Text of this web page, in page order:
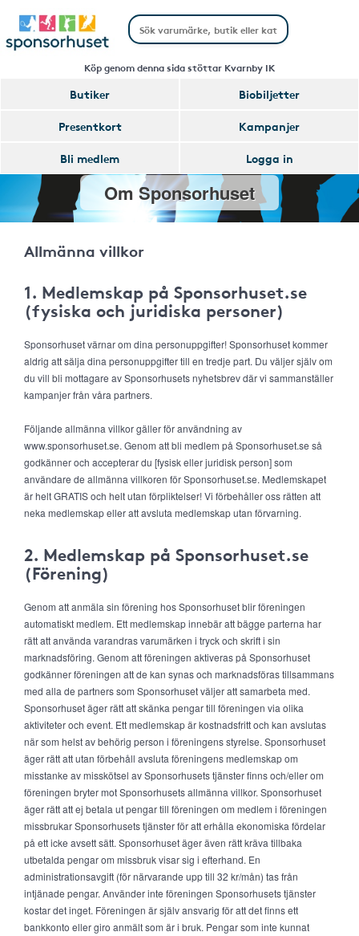
Köp genom denna sida stöttar Kvarnby IK
Butiker
Biobiljetter
Presentkort
Kampanjer
Bli medlem
Logga in
Om Sponsorhuset
Allmänna villkor
1. Medlemskap på Sponsorhuset.se
(fysiska och juridiska personer)
Sponsorhuset värnar om dina personuppgifter! Sponsorhuset kommer
aldrig att sälja dina personuppgifter till en tredje part. Du väljer själv om
du vill bli mottagare av Sponsorhusets nyhetsbrev där vi sammanställer
kampanjer från våra partners.
Följande allmänna villkor gäller för användning av
www.sponsorhuset.se. Genom att bli medlem på Sponsorhuset.se så
godkänner och accepterar du [fysisk eller juridisk person] som
användare de allmänna villkoren för Sponsorhuset.se. Medlemskapet
är helt GRATIS och helt utan förpliktelser! Vi förbehåller oss rätten att
neka medlemskap eller att avsluta medlemskap utan förvarning.
2. Medlemskap på Sponsorhuset.se
(Förening)
Genom att anmäla sin förening hos Sponsorhuset blir föreningen
automatiskt medlem. Ett medlemskap innebär att bägge parterna har
rätt att använda varandras varumärken i tryck och skrift i sin
marknadsföring. Genom att föreningen aktiveras på Sponsorhuset
godkänner föreningen att de kan synas och marknadsföras tillsammans
med alla de partners som Sponsorhuset väljer att samarbeta med.
Sponsorhuset äger rätt att skänka pengar till föreningen via olika
aktiviteter och event. Ett medlemskap är kostnadsfritt och kan avslutas
när som helst av behörig person i föreningens styrelse. Sponsorhuset
äger rätt att utan förbehåll avsluta föreningens medlemskap om
misstanke av misskötsel av Sponsorhusets tjänster finns och/eller om
föreningen bryter mot Sponsorhusets allmänna villkor. Sponsorhuset
äger rätt att ej betala ut pengar till föreningen om medlem i föreningen
missbrukar Sponsorhusets tjänster för att erhålla ekonomiska fördelar
på ett icke avsett sätt. Sponsorhuset äger även rätt kräva tillbaka
utbetalda pengar om missbruk visar sig i efterhand. En
administrationsavgift (för närvarande upp till 32 kr/mån) tas från
intjänade pengar. Använder inte föreningen Sponsorhusets tjänster
kostar det inget. Föreningen är själv ansvarig för att det finns ett
bankkonto eller giro anmält som är i bruk. Pengar som inte kunnat